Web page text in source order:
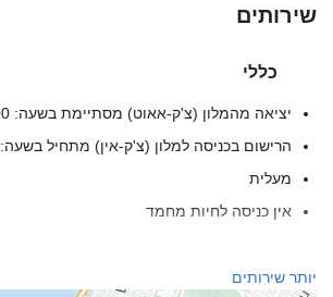
שירותים
כללי
יציאה מהמלון (צ'ק-אאוט) מסתיימת בשעה: 12:00
הרישום בכניסה למלון (צ'ק-אין) מתחיל בשעה: 15:00
מעלית
אין כניסה לחיות מחמד
יותר שירותים